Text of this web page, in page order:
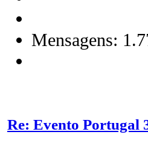
Mensagens:
Re: Evento Portugal